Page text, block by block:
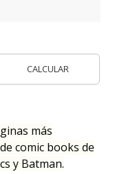
CALCULAR
más
comic books de
y Batman.